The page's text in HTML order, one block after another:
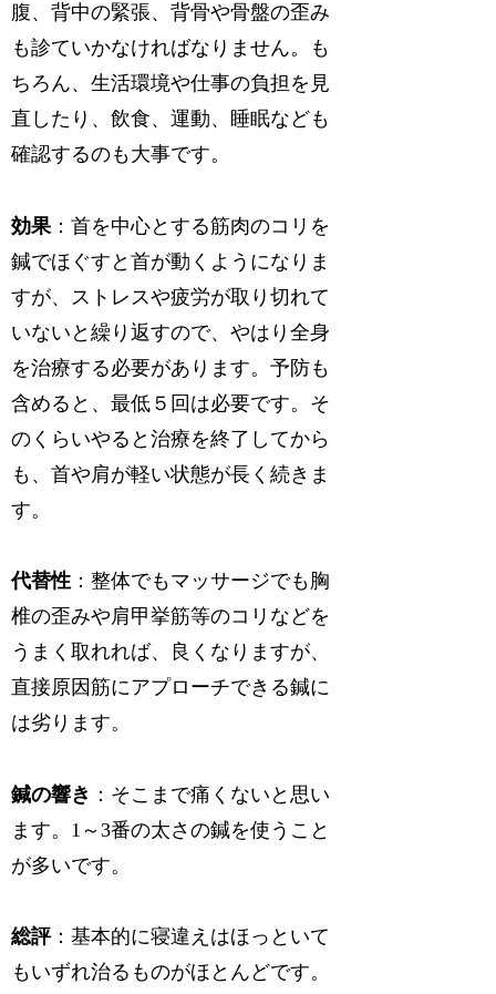
腹、背中の緊張、背骨や骨盤の歪み
も診ていかなければなりません。も
ちろん、生活環境や仕事の負担を見
直したり、飲食、運動、睡眠なども
確認するのも大事です。
効果 ：首を中心とする筋肉のコリを
鍼でほぐすと首が動くようになりま
すが、ストレスや疲労が取り切れて
いないと繰り返すので、やはり全身
を治療する必要があります。予防も
含めると、最低５回は必要です。そ
のくらいやると治療を終了してから
も、首や肩が軽い状態が長く続きま
す。
代替性 ：整体でもマッサージでも胸
椎の歪みや肩甲挙筋等のコリなどを
うまく取れれば、良くなりますが、
直接原因筋にアプローチできる鍼に
は劣ります。
鍼の響き ：そこまで痛くないと思い
ます。1～3番の太さの鍼を使うこと
が多いです。
総評：基本的に寝違えはほっといて
もいずれ治るものがほとんどです。